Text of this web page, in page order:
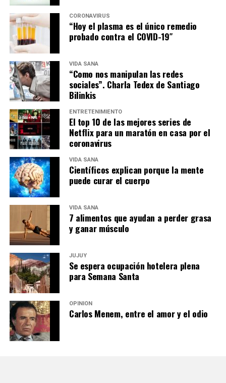
CORONAVIRUS
“Hoy el plasma es el único remedio
probado contra el COVID-19″
VIDA SANA
“Como nos manipulan las redes
sociales”. Charla Tedex de Santiago
Bilinkis
ENTRETENIMIENTO
El top 10 de las mejores series de
Netflix para un maratón en casa por el
coronavirus
VIDA SANA
Científicos explican porque la mente
puede curar el cuerpo
VIDA SANA
7 alimentos que ayudan a perder grasa
y ganar músculo
JUJUY
Se espera ocupación hotelera plena
para Semana Santa
OPINIÓN
Carlos Menem, entre el amor y el odio